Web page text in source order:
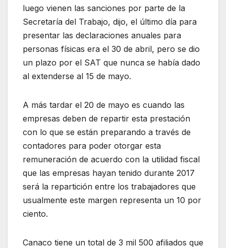
luego vienen las sanciones por parte de la
Secretaría del Trabajo, dijo, el último día para
presentar las declaraciones anuales para
personas físicas era el 30 de abril, pero se dio
un plazo por el SAT que nunca se había dado
al extenderse al 15 de mayo.
A más tardar el 20 de mayo es cuando las
empresas deben de repartir esta prestación
con lo que se están preparando a través de
contadores para poder otorgar esta
remuneración de acuerdo con la utilidad fiscal
que las empresas hayan tenido durante 2017
será la repartición entre los trabajadores que
usualmente este margen representa un 10 por
ciento.
Canaco tiene un total de 3 mil 500 afiliados que